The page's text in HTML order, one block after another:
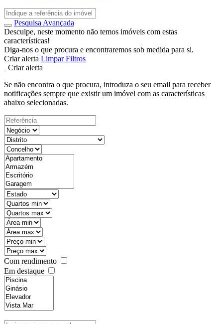
Pesquisa Avançada
Desculpe, neste momento não temos imóveis com estas
características!
Diga-nos o que procura e encontraremos sob medida para si.
Criar alerta Limpar Filtros
Criar alerta
Se não encontra o que procura, introduza o seu email para receber
notificações sempre que existir um imóvel com as características
abaixo selecionadas.
Com rendimento
Em destaque